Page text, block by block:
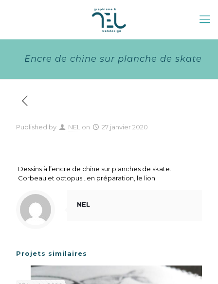
Encre de chine sur planche de skate
Published by NEL on 27 janvier 2020
Dessins à l’encre de chine sur planches de skate.
Corbeau et octopus…en préparation, le lion
NEL
Projets similaires